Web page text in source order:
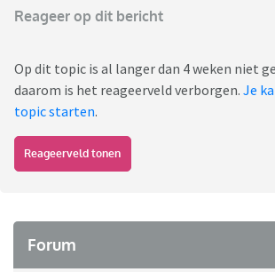
Reageer op dit bericht
Op dit topic is al langer dan 4 weken niet
daarom is het reageerveld verborgen. Je
topic starten.
Reageerveld tonen
Forum